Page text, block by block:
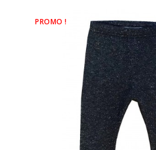
PROMO !